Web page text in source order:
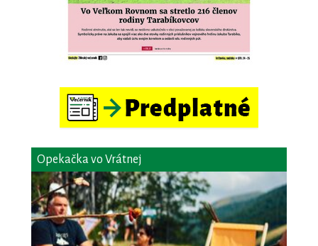
Opekačka vo Vrátnej